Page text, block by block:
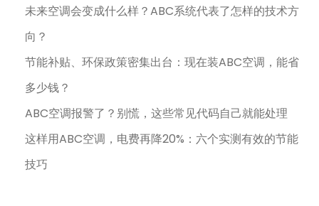
未来空调会变成什么样？ABC系统代表了怎样的技术方
向？
节能补贴、环保政策密集出台：现在装ABC空调，能省
多少钱？
ABC空调报警了？别慌，这些常见代码自己就能处理
这样用ABC空调，电费再降20%：六个实测有效的节能
技巧